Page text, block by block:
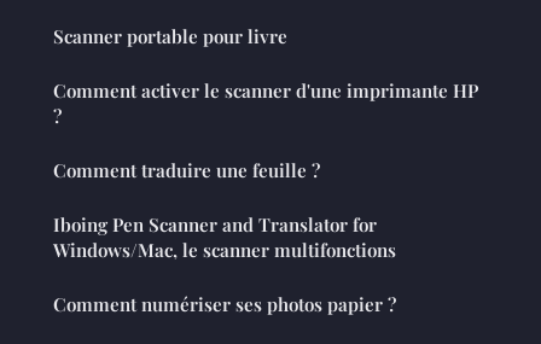
Scanner portable pour livre
Comment activer le scanner d'une imprimante HP
?
Comment traduire une feuille ?
Iboing Pen Scanner and Translator for
Windows/Mac, le scanner multifonctions
Comment numériser ses photos papier ?